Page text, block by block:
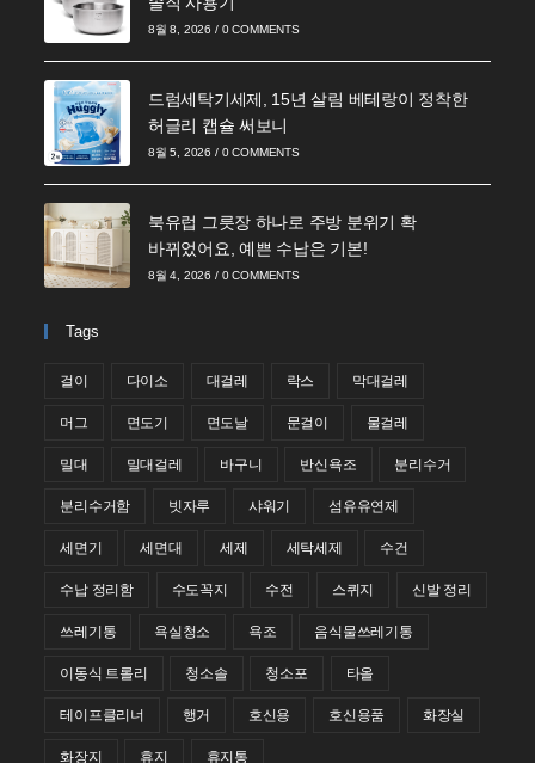
8월 8, 2026 / 0 COMMENTS
드럼세탁기세제, 15년 살림 베테랑이 정착한
허글리 캡슐 써보니
8월 5, 2026 / 0 COMMENTS
북유럽 그릇장 하나로 주방 분위기 확
바뀌었어요, 예쁜 수납은 기본!
8월 4, 2026 / 0 COMMENTS
Tags
걸이 다이소 대걸레 락스 막대걸레
머그 면도기 면도날 문걸이 물걸레
밀대 밀대걸레 바구니 반신욕조 분리수거
분리수거함 빗자루 샤워기 섬유유연제
세면기 세면대 세제 세탁세제 수건
수납 정리함 수도꼭지 수전 스퀴지 신발 정리
쓰레기통 욕실청소 욕조 음식물쓰레기통
이동식 트롤리 청소솔 청소포 타올
테이프클리너 행거 호신용 호신용품 화장실
화장지 휴지 휴지통